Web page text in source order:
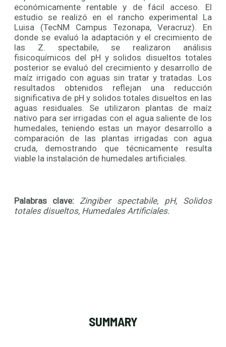
económicamente rentable y de fácil acceso. El
estudio se realizó en el rancho experimental La
Luisa (TecNM Campus Tezonapa, Veracruz). En
donde se evaluó la adaptación y el crecimiento de
las Z. spectabile, se realizaron análisis
fisicoquímicos del pH y solidos disueltos totales
posterior se evaluó del crecimiento y desarrollo de
maíz irrigado con aguas sin tratar y tratadas. Los
resultados obtenidos reflejan una reducción
significativa de pH y solidos totales disueltos en las
aguas residuales. Se utilizaron plantas de maíz
nativo para ser irrigadas con el agua saliente de los
humedales, teniendo estas un mayor desarrollo a
comparación de las plantas irrigadas con agua
cruda, demostrando que técnicamente resulta
viable la instalación de humedales artificiales.
Palabras clave: Zingiber spectabile, pH, Solidos
totales disueltos, Humedales Artificiales.
SUMMARY